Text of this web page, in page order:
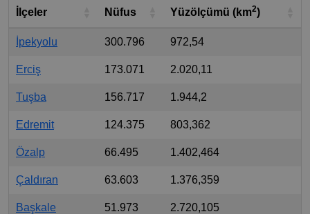
İlçeler Nüfus Yüzölçümü (km2)
İpekyolu 300.796 972,54
Erciş 173.071 2.020,11
Tuşba 156.717 1.944,2
Edremit 124.375 803,362
Özalp 66.495 1.402,464
Çaldıran 63.603 1.376,359
Başkale 51.973 2.720,105